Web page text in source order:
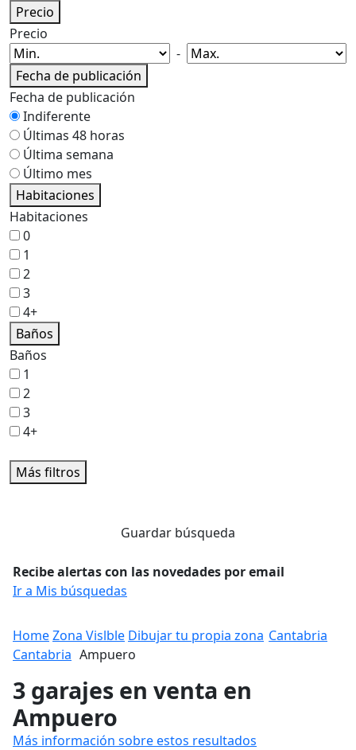
Precio
Precio
-
Fecha de publicación
Fecha de publicación
Indiferente
Últimas 48 horas
Última semana
Último mes
Habitaciones
Habitaciones
0
1
2
3
4+
Baños
Baños
1
2
3
4+
Más filtros
Guardar búsqueda
Recibe alertas con las novedades por email
Ir a Mis búsquedas
HomeZona Vislble Dibujar tu propia zona Cantabria
Cantabria Ampuero
3 garajes en venta en
Ampuero
Más información sobre estos resultados